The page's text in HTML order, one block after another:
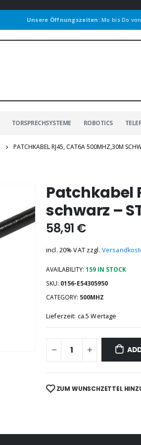
Unsere Öffnungszeiten:Mo bis Do
TORSPRECHSYSTEME ROBOTICS
PATCHKABEL RJ45, CAT6A 500MHZ,30M
Patchkabel
schwarz –
58,91 €
incl. 20% VAT zzgl.
AVAILABILITY: 159 IN STOCK
SKU: 0156-E54305950
CATEGORY: 500MHZ
Lieferzeit: ca.5 Wertage
ZUM WUNSCHZETTEL